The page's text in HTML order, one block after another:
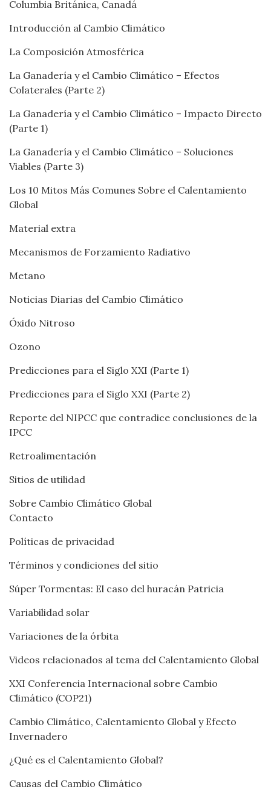
Columbia Británica, Canadá
Introducción al Cambio Climático
La Composición Atmosférica
La Ganadería y el Cambio Climático – Efectos
Colaterales (Parte 2)
La Ganadería y el Cambio Climático – Impacto Directo
(Parte 1)
La Ganadería y el Cambio Climático – Soluciones
Viables (Parte 3)
Los 10 Mitos Más Comunes Sobre el Calentamiento
Global
Material extra
Mecanismos de Forzamiento Radiativo
Metano
Noticias Diarias del Cambio Climático
Óxido Nitroso
Ozono
Predicciones para el Siglo XXI (Parte 1)
Predicciones para el Siglo XXI (Parte 2)
Reporte del NIPCC que contradice conclusiones de la
IPCC
Retroalimentación
Sitios de utilidad
Sobre Cambio Climático Global
Contacto
Políticas de privacidad
Términos y condiciones del sitio
Súper Tormentas: El caso del huracán Patricia
Variabilidad solar
Variaciones de la órbita
Videos relacionados al tema del Calentamiento Global
XXI Conferencia Internacional sobre Cambio
Climático (COP21)
Cambio Climático, Calentamiento Global y Efecto
Invernadero
¿Qué es el Calentamiento Global?
Causas del Cambio Climático